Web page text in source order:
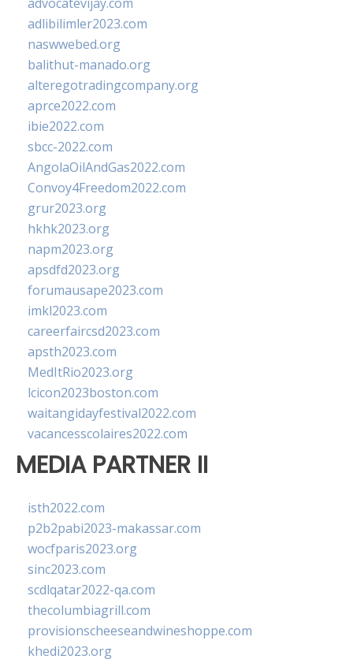
adlibilimler2023.com
naswwebed.org
balithut-manado.org
alteregotradingcompany.org
aprce2022.com
ibie2022.com
sbcc-2022.com
AngolaOilAndGas2022.com
Convoy4Freedom2022.com
grur2023.org
hkhk2023.org
napm2023.org
apsdfd2023.org
forumausape2023.com
imkl2023.com
careerfaircsd2023.com
apsth2023.com
MedItRio2023.org
lcicon2023boston.com
waitangidayfestival2022.com
vacancesscolaires2022.com
MEDIA PARTNER II
isth2022.com
p2b2pabi2023-makassar.com
wocfparis2023.org
sinc2023.com
scdlqatar2022-qa.com
thecolumbiagrill.com
provisionscheeseandwineshoppe.com
khedi2023.org